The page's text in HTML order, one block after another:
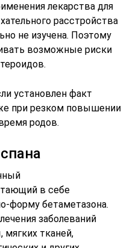
лекарства для
расстройства
не изучена. Поэтому
возможные риски
установлен факт
при резком повышении
родов.
в себе
форму бетаметазона.
заболеваний
тканей,